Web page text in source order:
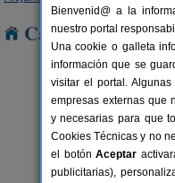
Casas Rurales
Apartamentos
Al Bon
Boldú
Bienvenid@ a la
nuestro portal
Una cookie o galleta
información que se
visitar el portal.
empresas externas que
y necesarias para que
Cookies Técnicas y no
el botónAceptar
publicitarias),